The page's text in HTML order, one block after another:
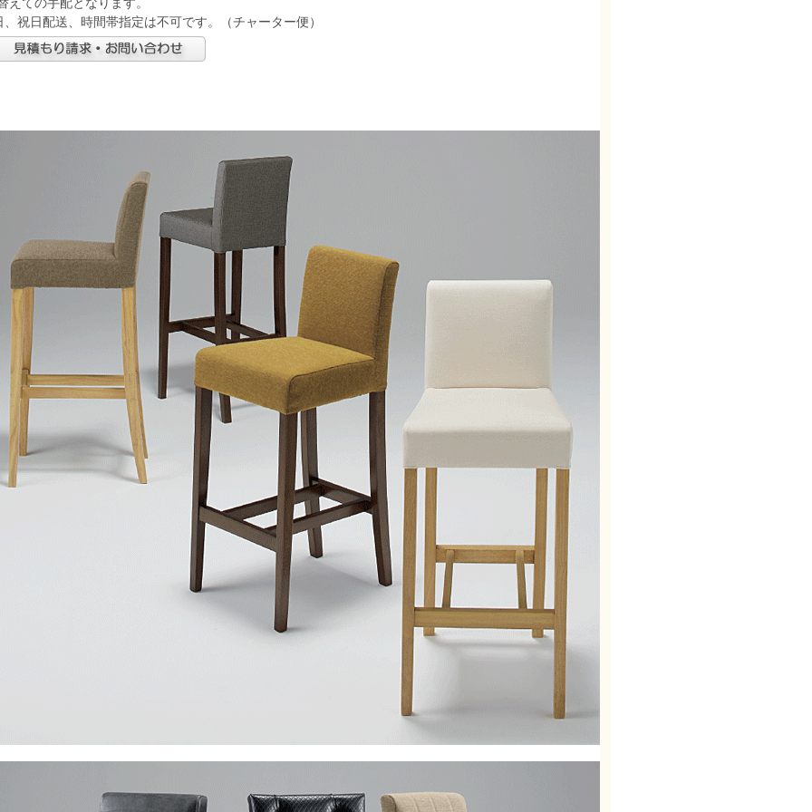
、祝日配送、時間帯指定は不可です。（チャーター便）